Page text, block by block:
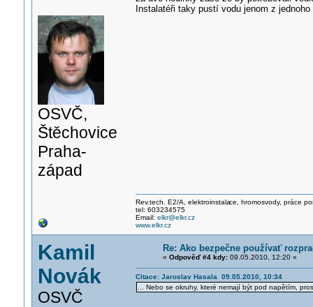
OSVČ,
Štěchovice
Praha-
západ
Instalatéři taky pustí vodu jenom z
Rev.tech. E2/A, elektroinstalace, hromosvody, práce
tel: 603234575
Email: elkr@elkr.cz
www.elkr.cz
Kamil
Novák
OSVČ
Re: Ako bezpečne používať
« Odpověď #4 kdy:09.05.2010, 12:20 »
Citace: Jaroslav Hasala 09.05.2010, 10:34
... Nebo se okruhy, které nemají být pod napětím,